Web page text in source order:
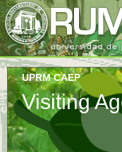
UPRM CAEP
Visiting